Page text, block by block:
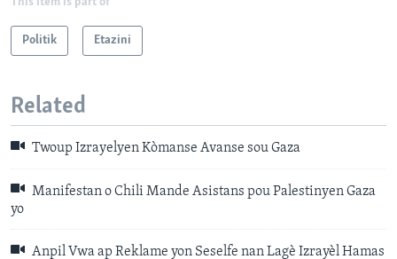
Politik Etazini
Related
Twoup Izrayelyen Kòmanse Avanse sou Gaza
Manifestan o Chili Mande Asistans pou Palestinyen Gaza
yo
Anpil Vwa ap Reklame yon Seselfe nan Lagè Izrayèl Hamas